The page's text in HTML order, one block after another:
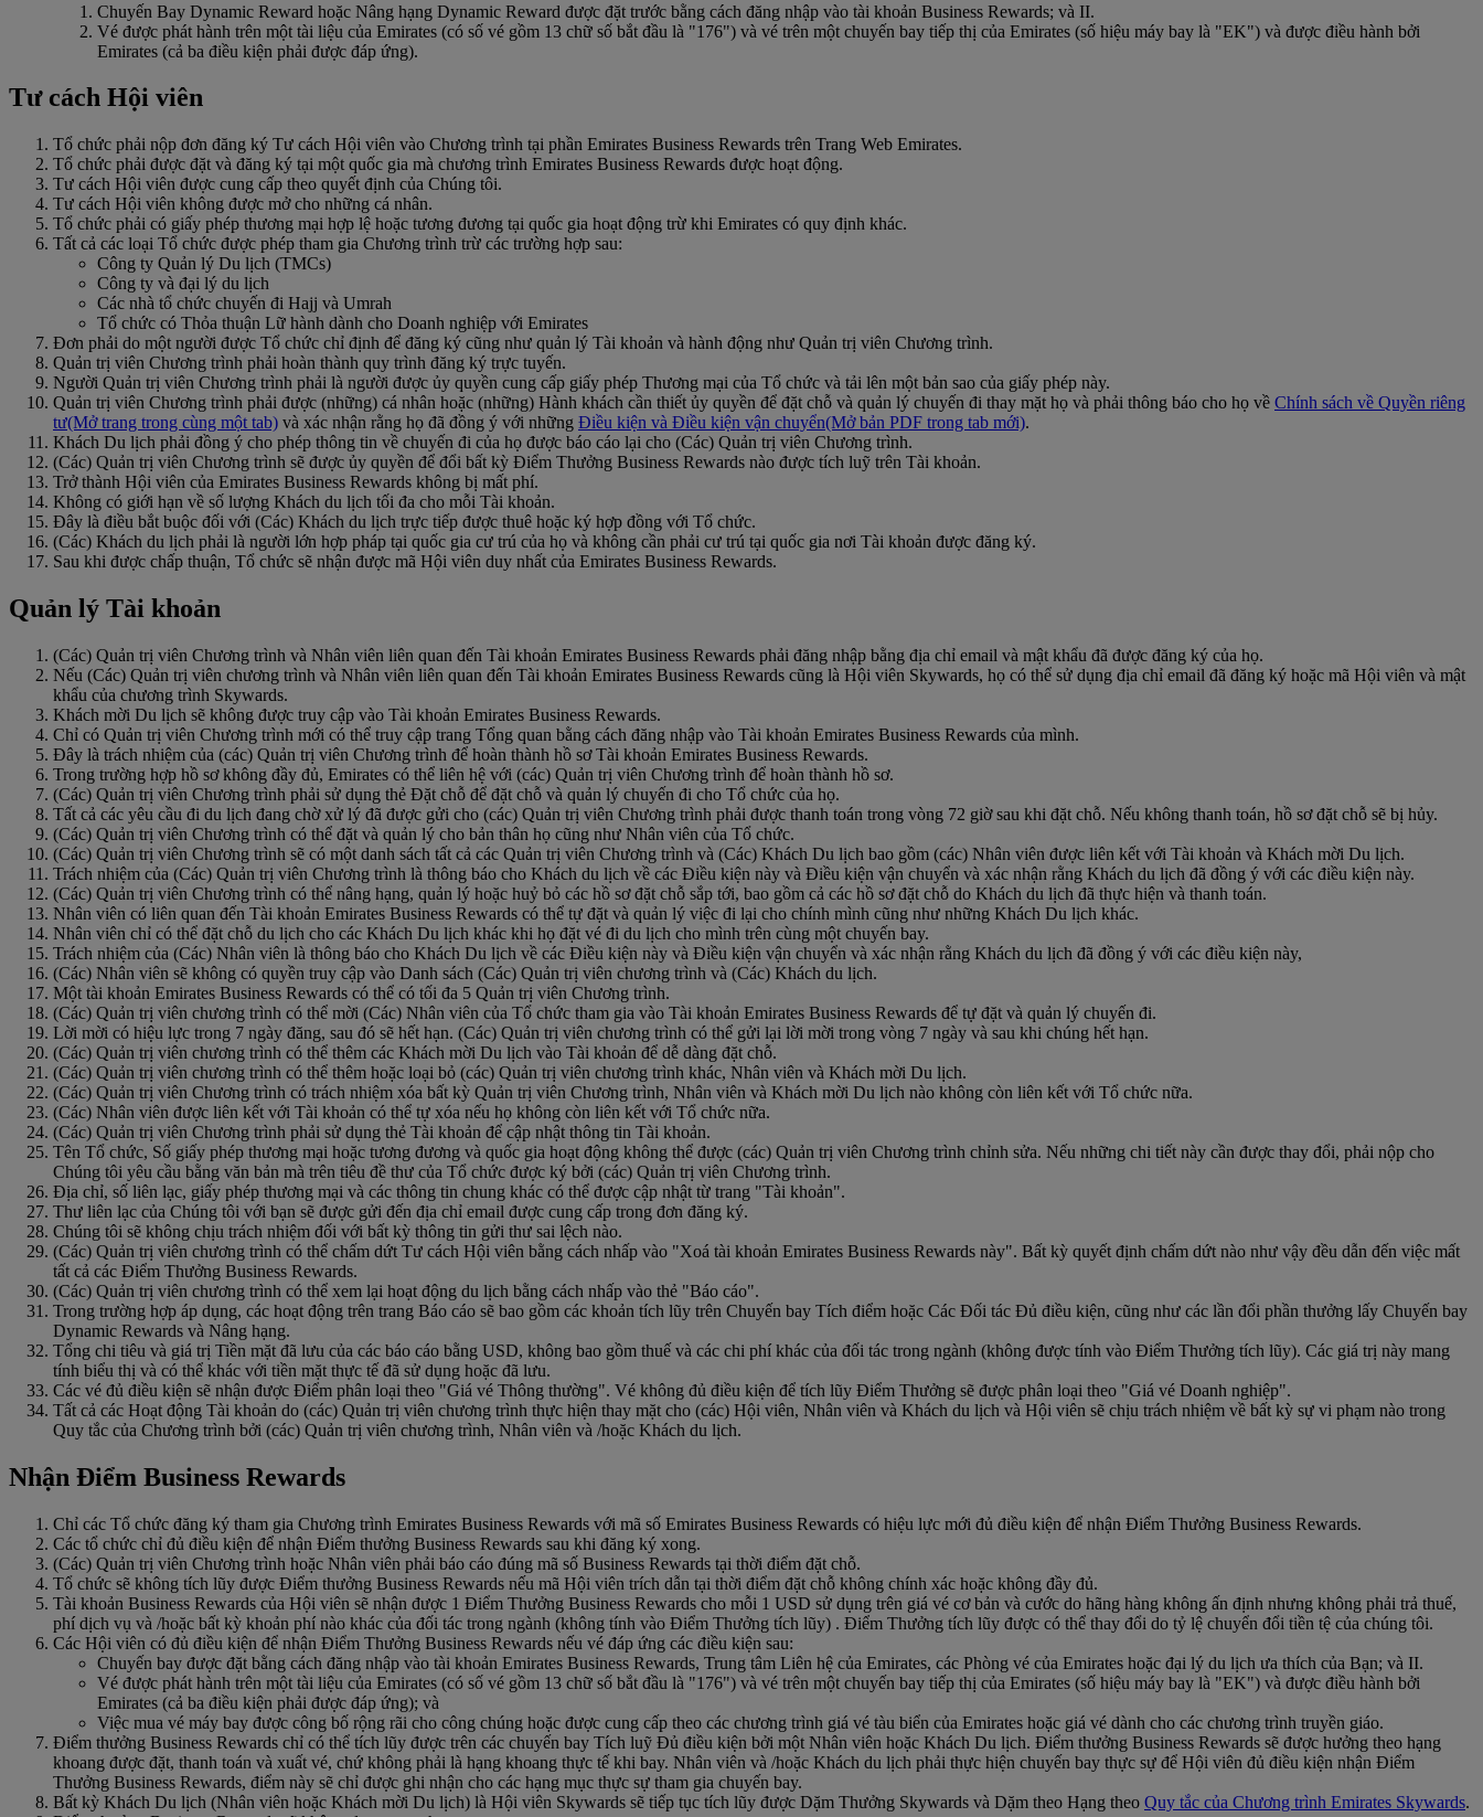
Chuyến Bay Dynamic Reward hoặc Nâng hạng Dynamic Reward được đặt trước bằng cách đăng nhập vào tài khoản Business Rewards; và II.
Vé được phát hành trên một tài liệu của Emirates (có số vé gồm 13 chữ số bắt đầu là "176") và vé trên một chuyến bay tiếp thị của Emirates (số hiệu máy bay là "EK") và được điều hành bởi
Emirates (cả ba điều kiện phải được đáp ứng).
Tư cách Hội viên
Tổ chức phải nộp đơn đăng ký Tư cách Hội viên vào Chương trình tại phần Emirates Business Rewards trên Trang Web Emirates.
Tổ chức phải được đặt và đăng ký tại một quốc gia mà chương trình Emirates Business Rewards được hoạt động.
Tư cách Hội viên được cung cấp theo quyết định của Chúng tôi.
Tư cách Hội viên không được mở cho những cá nhân.
Tổ chức phải có giấy phép thương mại hợp lệ hoặc tương đương tại quốc gia hoạt động trừ khi Emirates có quy định khác.
Tất cả các loại Tổ chức được phép tham gia Chương trình trừ các trường hợp sau:
Công ty Quản lý Du lịch (TMCs)
Công ty và đại lý du lịch
Các nhà tổ chức chuyến đi Hajj và Umrah
Tổ chức có Thỏa thuận Lữ hành dành cho Doanh nghiệp với Emirates
Đơn phải do một người được Tổ chức chỉ định để đăng ký cũng như quản lý Tài khoản và hành động như Quản trị viên Chương trình.
Quản trị viên Chương trình phải hoàn thành quy trình đăng ký trực tuyến.
Người Quản trị viên Chương trình phải là người được ủy quyền cung cấp giấy phép Thương mại của Tổ chức và tải lên một bản sao của giấy phép này.
Quản trị viên Chương trình phải được (những) cá nhân hoặc (những) Hành khách cần thiết ủy quyền để đặt chỗ và quản lý chuyến đi thay mặt họ và phải thông báo cho họ về Chính sách về Quyền riêng
tư(Mở trang trong cùng một tab) và xác nhận rằng họ đã đồng ý với những Điều kiện và Điều kiện vận chuyển(Mở bản PDF trong tab mới).
Khách Du lịch phải đồng ý cho phép thông tin về chuyến đi của họ được báo cáo lại cho (Các) Quản trị viên Chương trình.
(Các) Quản trị viên Chương trình sẽ được ủy quyền để đổi bất kỳ Điểm Thưởng Business Rewards nào được tích luỹ trên Tài khoản.
Trở thành Hội viên của Emirates Business Rewards không bị mất phí.
Không có giới hạn về số lượng Khách du lịch tối đa cho mỗi Tài khoản.
Đây là điều bắt buộc đối với (Các) Khách du lịch trực tiếp được thuê hoặc ký hợp đồng với Tổ chức.
(Các) Khách du lịch phải là người lớn hợp pháp tại quốc gia cư trú của họ và không cần phải cư trú tại quốc gia nơi Tài khoản được đăng ký.
Sau khi được chấp thuận, Tổ chức sẽ nhận được mã Hội viên duy nhất của Emirates Business Rewards.
Quản lý Tài khoản
(Các) Quản trị viên Chương trình và Nhân viên liên quan đến Tài khoản Emirates Business Rewards phải đăng nhập bằng địa chỉ email và mật khẩu đã được đăng ký của họ.
Nếu (Các) Quản trị viên chương trình và Nhân viên liên quan đến Tài khoản Emirates Business Rewards cũng là Hội viên Skywards, họ có thể sử dụng địa chỉ email đã đăng ký hoặc mã Hội viên và mật
khẩu của chương trình Skywards.
Khách mời Du lịch sẽ không được truy cập vào Tài khoản Emirates Business Rewards.
Chỉ có Quản trị viên Chương trình mới có thể truy cập trang Tổng quan bằng cách đăng nhập vào Tài khoản Emirates Business Rewards của mình.
Đây là trách nhiệm của (các) Quản trị viên Chương trình để hoàn thành hồ sơ Tài khoản Emirates Business Rewards.
Trong trường hợp hồ sơ không đầy đủ, Emirates có thể liên hệ với (các) Quản trị viên Chương trình để hoàn thành hồ sơ.
(Các) Quản trị viên Chương trình phải sử dụng thẻ Đặt chỗ để đặt chỗ và quản lý chuyến đi cho Tổ chức của họ.
Tất cả các yêu cầu đi du lịch đang chờ xử lý đã được gửi cho (các) Quản trị viên Chương trình phải được thanh toán trong vòng 72 giờ sau khi đặt chỗ. Nếu không thanh toán, hồ sơ đặt chỗ sẽ bị hủy.
(Các) Quản trị viên Chương trình có thể đặt và quản lý cho bản thân họ cũng như Nhân viên của Tổ chức.
(Các) Quản trị viên Chương trình sẽ có một danh sách tất cả các Quản trị viên Chương trình và (Các) Khách Du lịch bao gồm (các) Nhân viên được liên kết với Tài khoản và Khách mời Du lịch.
Trách nhiệm của (Các) Quản trị viên Chương trình là thông báo cho Khách du lịch về các Điều kiện này và Điều kiện vận chuyển và xác nhận rằng Khách du lịch đã đồng ý với các điều kiện này.
(Các) Quản trị viên Chương trình có thể nâng hạng, quản lý hoặc huỷ bỏ các hồ sơ đặt chỗ sắp tới, bao gồm cả các hồ sơ đặt chỗ do Khách du lịch đã thực hiện và thanh toán.
Nhân viên có liên quan đến Tài khoản Emirates Business Rewards có thể tự đặt và quản lý việc đi lại cho chính mình cũng như những Khách Du lịch khác.
Nhân viên chỉ có thể đặt chỗ du lịch cho các Khách Du lịch khác khi họ đặt vé đi du lịch cho mình trên cùng một chuyến bay.
Trách nhiệm của (Các) Nhân viên là thông báo cho Khách Du lịch về các Điều kiện này và Điều kiện vận chuyển và xác nhận rằng Khách du lịch đã đồng ý với các điều kiện này,
(Các) Nhân viên sẽ không có quyền truy cập vào Danh sách (Các) Quản trị viên chương trình và (Các) Khách du lịch.
Một tài khoản Emirates Business Rewards có thể có tối đa 5 Quản trị viên Chương trình.
(Các) Quản trị viên chương trình có thể mời (Các) Nhân viên của Tổ chức tham gia vào Tài khoản Emirates Business Rewards để tự đặt và quản lý chuyến đi.
Lời mời có hiệu lực trong 7 ngày đăng, sau đó sẽ hết hạn. (Các) Quản trị viên chương trình có thể gửi lại lời mời trong vòng 7 ngày và sau khi chúng hết hạn.
(Các) Quản trị viên chương trình có thể thêm các Khách mời Du lịch vào Tài khoản để dễ dàng đặt chỗ.
(Các) Quản trị viên chương trình có thể thêm hoặc loại bỏ (các) Quản trị viên chương trình khác, Nhân viên và Khách mời Du lịch.
(Các) Quản trị viên Chương trình có trách nhiệm xóa bất kỳ Quản trị viên Chương trình, Nhân viên và Khách mời Du lịch nào không còn liên kết với Tổ chức nữa.
(Các) Nhân viên được liên kết với Tài khoản có thể tự xóa nếu họ không còn liên kết với Tổ chức nữa.
(Các) Quản trị viên Chương trình phải sử dụng thẻ Tài khoản để cập nhật thông tin Tài khoản.
Tên Tổ chức, Số giấy phép thương mại hoặc tương đương và quốc gia hoạt động không thể được (các) Quản trị viên Chương trình chỉnh sửa. Nếu những chi tiết này cần được thay đổi, phải nộp cho
Chúng tôi yêu cầu bằng văn bản mà trên tiêu đề thư của Tổ chức được ký bởi (các) Quản trị viên Chương trình.
Địa chỉ, số liên lạc, giấy phép thương mại và các thông tin chung khác có thể được cập nhật từ trang "Tài khoản".
Thư liên lạc của Chúng tôi với bạn sẽ được gửi đến địa chỉ email được cung cấp trong đơn đăng ký.
Chúng tôi sẽ không chịu trách nhiệm đối với bất kỳ thông tin gửi thư sai lệch nào.
(Các) Quản trị viên chương trình có thể chấm dứt Tư cách Hội viên bằng cách nhấp vào "Xoá tài khoản Emirates Business Rewards này". Bất kỳ quyết định chấm dứt nào như vậy đều dẫn đến việc mất
tất cả các Điểm Thưởng Business Rewards.
(Các) Quản trị viên chương trình có thể xem lại hoạt động du lịch bằng cách nhấp vào thẻ "Báo cáo".
Trong trường hợp áp dụng, các hoạt động trên trang Báo cáo sẽ bao gồm các khoản tích lũy trên Chuyến bay Tích điểm hoặc Các Đối tác Đủ điều kiện, cũng như các lần đổi phần thưởng lấy Chuyến bay
Dynamic Rewards và Nâng hạng.
Tổng chi tiêu và giá trị Tiền mặt đã lưu của các báo cáo bằng USD, không bao gồm thuế và các chi phí khác của đối tác trong ngành (không được tính vào Điểm Thưởng tích lũy). Các giá trị này mang
tính biểu thị và có thể khác với tiền mặt thực tế đã sử dụng hoặc đã lưu.
Các vé đủ điều kiện sẽ nhận được Điểm phân loại theo "Giá vé Thông thường". Vé không đủ điều kiện để tích lũy Điểm Thưởng sẽ được phân loại theo "Giá vé Doanh nghiệp".
Tất cả các Hoạt động Tài khoản do (các) Quản trị viên chương trình thực hiện thay mặt cho (các) Hội viên, Nhân viên và Khách du lịch và Hội viên sẽ chịu trách nhiệm về bất kỳ sự vi phạm nào trong
Quy tắc của Chương trình bởi (các) Quản trị viên chương trình, Nhân viên và /hoặc Khách du lịch.
Nhận Điểm Business Rewards
Chỉ các Tổ chức đăng ký tham gia Chương trình Emirates Business Rewards với mã số Emirates Business Rewards có hiệu lực mới đủ điều kiện để nhận Điểm Thưởng Business Rewards.
Các tổ chức chỉ đủ điều kiện để nhận Điểm thưởng Business Rewards sau khi đăng ký xong.
(Các) Quản trị viên Chương trình hoặc Nhân viên phải báo cáo đúng mã số Business Rewards tại thời điểm đặt chỗ.
Tổ chức sẽ không tích lũy được Điểm thưởng Business Rewards nếu mã Hội viên trích dẫn tại thời điểm đặt chỗ không chính xác hoặc không đầy đủ.
Tài khoản Business Rewards của Hội viên sẽ nhận được 1 Điểm Thưởng Business Rewards cho mỗi 1 USD sử dụng trên giá vé cơ bản và cước do hãng hàng không ấn định nhưng không phải trả thuế,
phí dịch vụ và /hoặc bất kỳ khoản phí nào khác của đối tác trong ngành (không tính vào Điểm Thưởng tích lũy) . Điểm Thưởng tích lũy được có thể thay đổi do tỷ lệ chuyển đổi tiền tệ của chúng tôi.
Các Hội viên có đủ điều kiện để nhận Điểm Thưởng Business Rewards nếu vé đáp ứng các điều kiện sau:
Chuyến bay được đặt bằng cách đăng nhập vào tài khoản Emirates Business Rewards, Trung tâm Liên hệ của Emirates, các Phòng vé của Emirates hoặc đại lý du lịch ưa thích của Bạn; và II.
Vé được phát hành trên một tài liệu của Emirates (có số vé gồm 13 chữ số bắt đầu là "176") và vé trên một chuyến bay tiếp thị của Emirates (số hiệu máy bay là "EK") và được điều hành bởi
Emirates (cả ba điều kiện phải được đáp ứng); và
Việc mua vé máy bay được công bố rộng rãi cho công chúng hoặc được cung cấp theo các chương trình giá vé tàu biển của Emirates hoặc giá vé dành cho các chương trình truyền giáo.
Điểm thưởng Business Rewards chỉ có thể tích lũy được trên các chuyến bay Tích luỹ Đủ điều kiện bởi một Nhân viên hoặc Khách Du lịch. Điểm thưởng Business Rewards sẽ được hưởng theo hạng
khoang được đặt, thanh toán và xuất vé, chứ không phải là hạng khoang thực tế khi bay. Nhân viên và /hoặc Khách du lịch phải thực hiện chuyến bay thực sự để Hội viên đủ điều kiện nhận Điểm
Thưởng Business Rewards, điểm này sẽ chỉ được ghi nhận cho các hạng mục thực sự tham gia chuyến bay.
Bất kỳ Khách Du lịch (Nhân viên hoặc Khách mời Du lịch) là Hội viên Skywards sẽ tiếp tục tích lũy được Dặm Thưởng Skywards và Dặm theo Hạng theo Quy tắc của Chương trình Emirates Skywards.